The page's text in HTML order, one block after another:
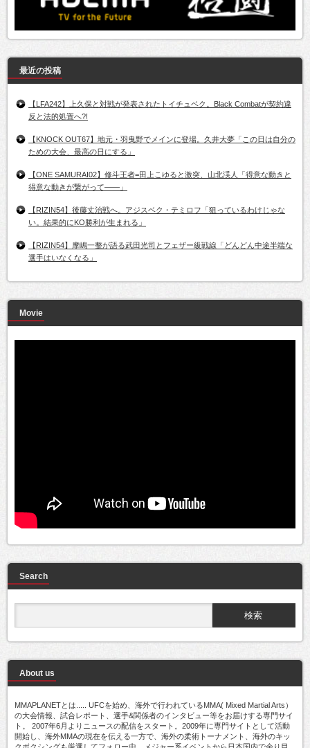
最近の投稿
【LFA242】上久保と対戦が発表されたトイチュベク。Black Combatが契約違
反と法的処置へ?!
【KNOCK OUT67】地元・羽曳野でメインに登場。久井大夢「この日は自分の
ための大会、最高の日にする」
【ONE SAMURAI02】修斗王者=田上こゆると激突、山北渓人「得意な動きと
得意な動きが繋がって――」
【RIZIN54】後藤丈治戦へ。アジスベク・テミロフ「狙っているわけじゃな
い。結果的にKO勝利が生まれる」
【RIZIN54】摩嶋一整が語る武田光司とフェザー級戦線「どんどん中途半端な
選手はいなくなる」
Movie
Search
About us
MMAPLANETとは..... UFCを始め、海外で行われているMMA( Mixed Martial Arts）
の大会情報、試合レポート、選手&関係者のインタビュー等をお届けする専門サイ
ト。 2007年6月よりニュースの配信をスタート。2009年に専門サイトとして活動
開始し、海外MMAの現在を伝える一方で、海外の柔術トーナメント、海外のキッ